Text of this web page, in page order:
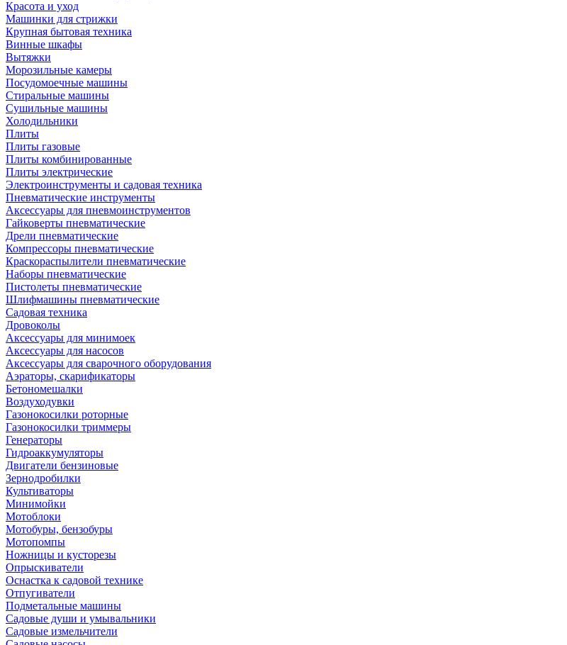
Красота и уход
Машинки для стрижки
Крупная бытовая техника
Винные шкафы
Вытяжки
Морозильные камеры
Посудомоечные машины
Стиральные машины
Сушильные машины
Холодильники
Плиты
Плиты газовые
Плиты комбинированные
Плиты электрические
Электроинструменты и садовая техника
Пневматические инструменты
Аксессуары для пневмоинструментов
Гайковерты пневматические
Дрели пневматические
Компрессоры пневматические
Краскораспылители пневматические
Наборы пневматические
Пистолеты пневматические
Шлифмашины пневматические
Садовая техника
Дровоколы
Аксессуары для минимоек
Аксессуары для насосов
Аксессуары для сварочного оборудования
Аэраторы, скарификаторы
Бетономешалки
Воздуходувки
Газонокосилки роторные
Газонокосилки триммеры
Генераторы
Гидроаккумуляторы
Двигатели бензиновые
Зернодробилки
Культиваторы
Минимойки
Мотоблоки
Мотобуры, бензобуры
Мотопомпы
Ножницы и кусторезы
Опрыскиватели
Оснастка к садовой технике
Отпугиватели
Подметальные машины
Садовые души и умывальники
Садовые измельчители